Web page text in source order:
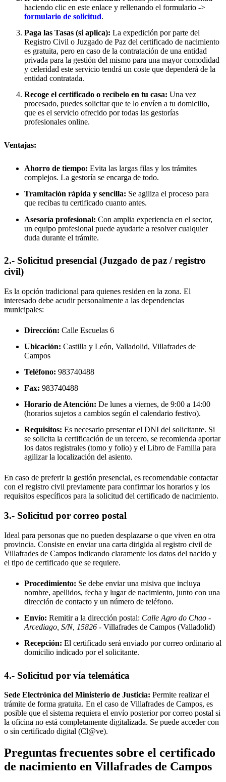
haciendo clic en este enlace y rellenando el formulario ->
formulario de solicitud.
Paga las Tasas (si aplica): La expedición por parte del
Registro Civil o Juzgado de Paz del certificado de nacimiento
es gratuita, pero en caso de la contratación de una entidad
privada para la gestión del mismo para una mayor comodidad
y celeridad este servicio tendrá un coste que dependerá de la
entidad contratada.
Recoge el certificado o recíbelo en tu casa: Una vez
procesado, puedes solicitar que te lo envíen a tu domicilio,
que es el servicio ofrecido por todas las gestorías
profesionales online.
Ventajas:
Ahorro de tiempo: Evita las largas filas y los trámites
complejos. La gestoría se encarga de todo.
Tramitación rápida y sencilla: Se agiliza el proceso para
que recibas tu certificado cuanto antes.
Asesoría profesional: Con amplia experiencia en el sector,
un equipo profesional puede ayudarte a resolver cualquier
duda durante el trámite.
2.- Solicitud presencial (Juzgado de paz / registro
civil)
Es la opción tradicional para quienes residen en la zona. El
interesado debe acudir personalmente a las dependencias
municipales:
Dirección: Calle Escuelas 6
Ubicación: Castilla y León, Valladolid, Villafrades de
Campos
Teléfono: 983740488
Fax: 983740488
Horario de Atención: De lunes a viernes, de 9:00 a 14:00
(horarios sujetos a cambios según el calendario festivo).
Requisitos: Es necesario presentar el DNI del solicitante. Si
se solicita la certificación de un tercero, se recomienda aportar
los datos registrales (tomo y folio) y el Libro de Familia para
agilizar la localización del asiento.
En caso de preferir la gestión presencial, es recomendable contactar
con el registro civil previamente para confirmar los horarios y los
requisitos específicos para la solicitud del certificado de nacimiento.
3.- Solicitud por correo postal
Ideal para personas que no pueden desplazarse o que viven en otra
provincia. Consiste en enviar una carta dirigida al registro civil de
Villafrades de Campos indicando claramente los datos del nacido y
el tipo de certificado que se requiere.
Procedimiento: Se debe enviar una misiva que incluya
nombre, apellidos, fecha y lugar de nacimiento, junto con una
dirección de contacto y un número de teléfono.
Envío: Remitir a la dirección postal: Calle Agro do Chao -
Arcediago, S/N, 15826 - Villafrades de Campos (Valladolid)
Recepción: El certificado será enviado por correo ordinario al
domicilio indicado por el solicitante.
4.- Solicitud por vía telemática
Sede Electrónica del Ministerio de Justicia: Permite realizar el
trámite de forma gratuita. En el caso de Villafrades de Campos, es
posible que el sistema requiera el envío posterior por correo postal si
la oficina no está completamente digitalizada. Se puede acceder con
o sin certificado digital (Cl@ve).
Preguntas frecuentes sobre el certificado
de nacimiento en Villafrades de Campos